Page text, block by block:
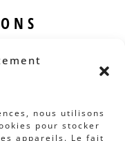
nous utilisons
pour stocker
appareils. Le fait